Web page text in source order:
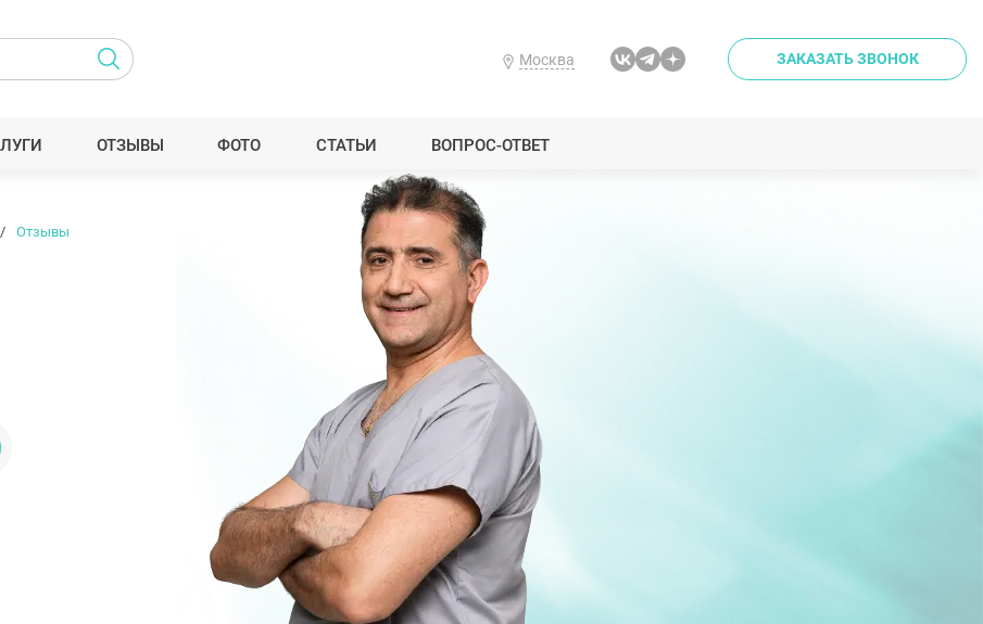
Москва ЗАКАЗАТЬ ЗВОНОК
ОТЗЫВЫ ФОТО СТАТЬИ ВОПРОС-ОТВЕТ
Отзывы